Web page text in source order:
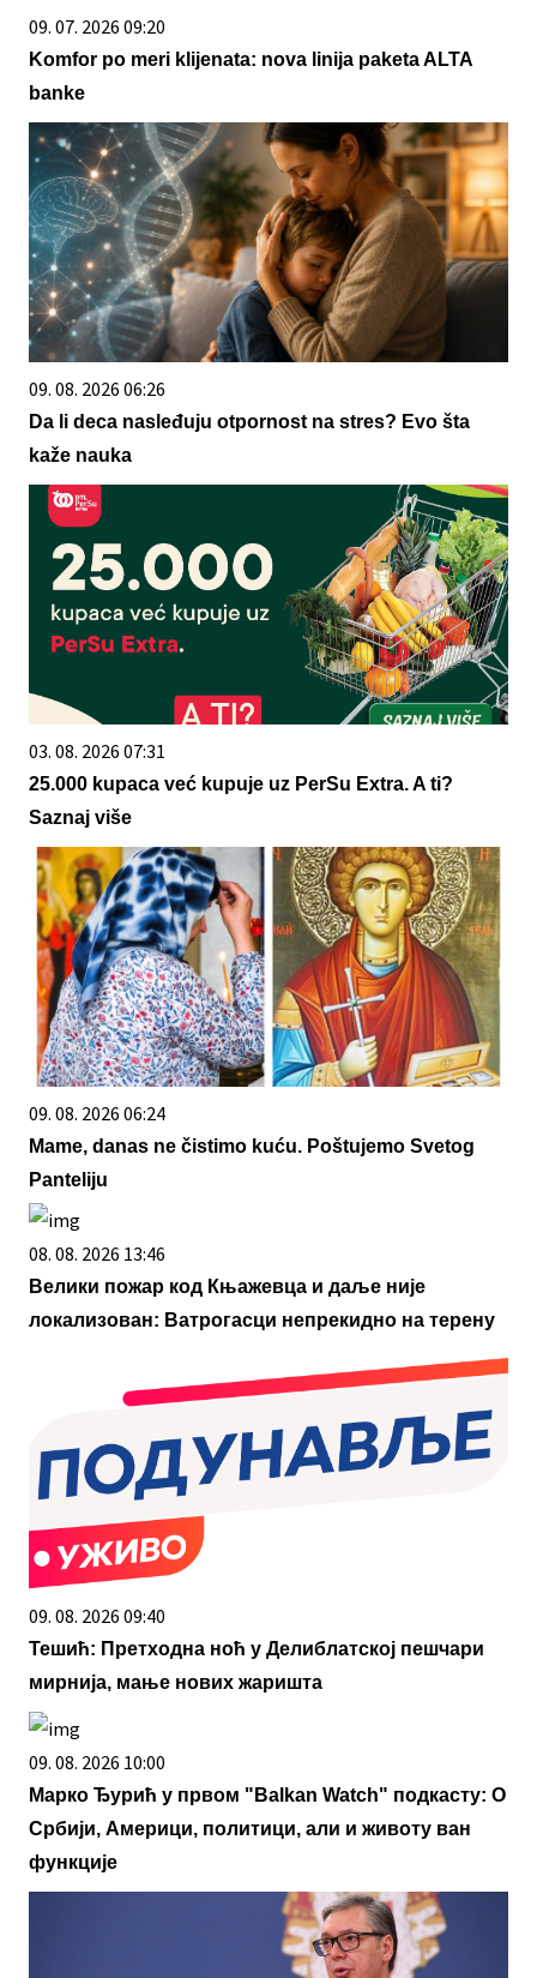
09. 07. 2026 09:20
Komfor po meri klijenata: nova linija paketa ALTA
banke
09. 08. 2026 06:26
Da li deca nasleđuju otpornost na stres? Evo šta
kaže nauka
03. 08. 2026 07:31
25.000 kupaca već kupuje uz PerSu Extra. A ti?
Saznaj više
09. 08. 2026 06:24
Mame, danas ne čistimo kuću. Poštujemo Svetog
Panteliju
08. 08. 2026 13:46
Велики пожар код Књажевца и даље није
локализован: Ватрогасци непрекидно на терену
09. 08. 2026 09:40
Тешић: Претходна ноћ у Делиблатској пешчари
мирнија, мање нових жаришта
09. 08. 2026 10:00
Марко Ђурић у првом "Balkan Watch" подкасту: О
Србији, Америци, политици, али и животу ван
функције